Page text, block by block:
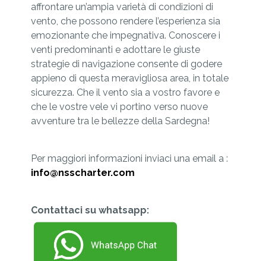
affrontare un’ampia varietà di condizioni di
vento, che possono rendere l’esperienza sia
emozionante che impegnativa. Conoscere i
venti predominanti e adottare le giuste
strategie di navigazione consente di godere
appieno di questa meravigliosa area, in totale
sicurezza. Che il vento sia a vostro favore e
che le vostre vele vi portino verso nuove
avventure tra le bellezze della Sardegna!
Per maggiori informazioni inviaci una email a :
info@nsscharter.com
Contattaci su whatsapp: